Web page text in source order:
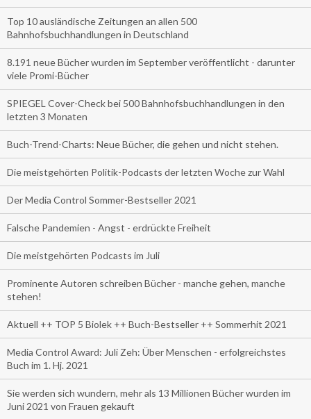
Top 10 ausländische Zeitungen an allen 500
Bahnhofsbuchhandlungen in Deutschland
8.191 neue Bücher wurden im September veröffentlicht - darunter
viele Promi-Bücher
SPIEGEL Cover-Check bei 500 Bahnhofsbuchhandlungen in den
letzten 3 Monaten
Buch-Trend-Charts: Neue Bücher, die gehen und nicht stehen.
Die meistgehörten Politik-Podcasts der letzten Woche zur Wahl
Der Media Control Sommer-Bestseller 2021
Falsche Pandemien - Angst - erdrückte Freiheit
Die meistgehörten Podcasts im Juli
Prominente Autoren schreiben Bücher - manche gehen, manche
stehen!
Aktuell ++ TOP 5 Biolek ++ Buch-Bestseller ++ Sommerhit 2021
Media Control Award: Juli Zeh: Über Menschen - erfolgreichstes
Buch im 1. Hj. 2021
Sie werden sich wundern, mehr als 13 Millionen Bücher wurden im
Juni 2021 von Frauen gekauft